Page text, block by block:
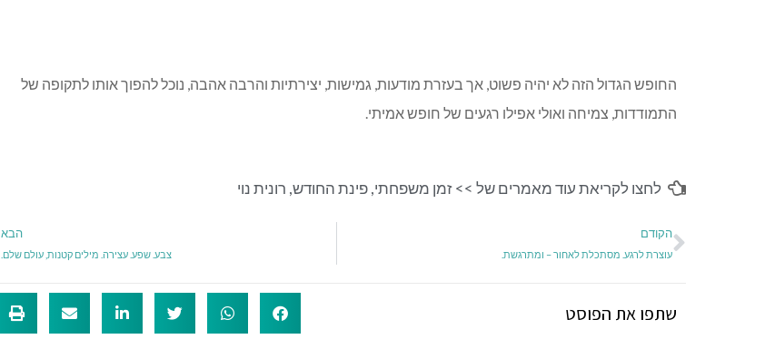
החופש הגדול הזה לא יהיה פשוט, אך בעזרת מודעות, גמישות, יצירתיות והרבה אהבה, נוכל להפוך אותו לתקופה של
התמודדות, צמיחה ואולי אפילו רגעים של חופש אמיתי.
לחצו לקריאת עוד מאמרים של >>זמן משפחתי,פינת החודש, רונית נוי
הקודם
עוצרת לרגע. מסתכלת לאחור – ומתרגשת.
הבא
צבע. שפע. עצירה. מילים קטנות, עולם שלם.
שתפו את הפוסט